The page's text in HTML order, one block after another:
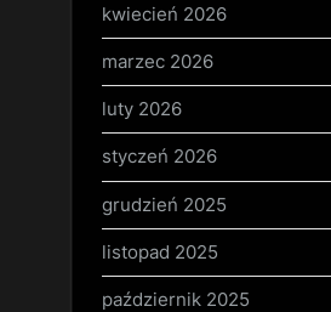
kwiecień 2026
marzec 2026
luty 2026
styczeń 2026
grudzień 2025
listopad 2025
październik 2025